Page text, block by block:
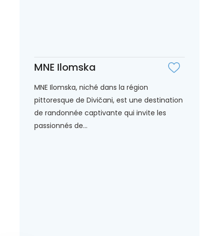
MNE Ilomska
MNE Ilomska, niché dans la région
pittoresque de Divičani, est une destination
de randonnée captivante qui invite les
passionnés de...